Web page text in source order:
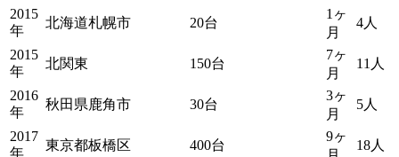
2015
年
北海道札幌市 20台
1ヶ
月
4人
2015
年
北関東 150台
7ヶ
月
11人
2016
年
秋田県鹿角市 30台
3ヶ
月
5人
2017
年
東京都板橋区 400台
9ヶ
18人